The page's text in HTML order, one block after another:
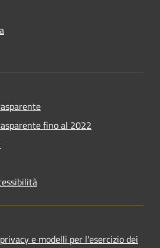
fino al 2022
e modelli per l'esercizio dei